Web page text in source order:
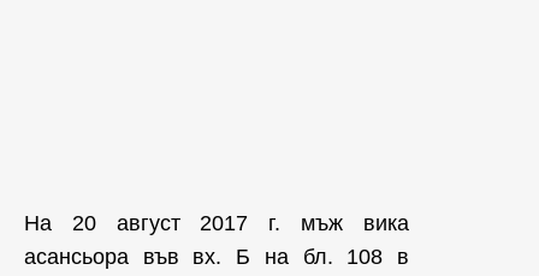
На 20 август 2017 г. мъж вика
асансьора във вх. Б на бл. 108 в